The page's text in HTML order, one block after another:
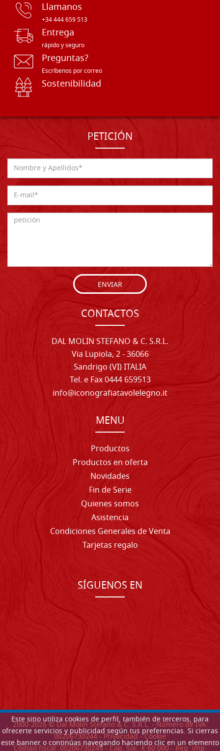
Este sitio utiliza cookies de perfil, también de terceros, para
ofrecerte servicios y publicidad según tus preferencias. Si cierras
este banner o continúas navegando haciendo clic en un elemento
Llamanos
+34 444 659 513
Entrega
rápido y seguro
Preguntas?
Escríbenos por correo
Sostenibilidad
PETICIÓN
ENVIAR
CONTACTOS
DAL MOLIN STEFANO & C. S.R.L.
Via Lupiola, 2 - 36066
Sandrigo (VI) ITALIA
Tel. e Fax 0444 659513
info@iconografiatavolelegno.it
MENU
Productos
Productos en oferta
Novidades
Fin de Serie
Quienes somos
Asistencia
Condiciones Generales de Venta
Tarjetas regalo
SÍGUENOS EN
2000-2026© Dal Molin Stefano & C. S.R.L. - Número de IVA:
00206730244 -Privacidad-Cookie